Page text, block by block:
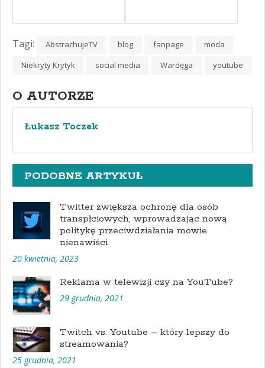
Tagi: AbstrachujeTV blog fanpage
moda
Niekryty Krytyk
social media Wardęga youtube
O AUTORZE
Łukasz Toczek
PODOBNE ARTYKUŁ
Twitter zwiększa ochronę dla osób
transpłciowych, wprowadzając nową
politykę przeciwdziałania mowie
nienawiści
20 kwietnia, 2023
Reklama w telewizji czy na YouTube?
29 grudnia, 2021
Twitch vs. Youtube – który lepszy do
streamowania?
25 grudnia, 2021